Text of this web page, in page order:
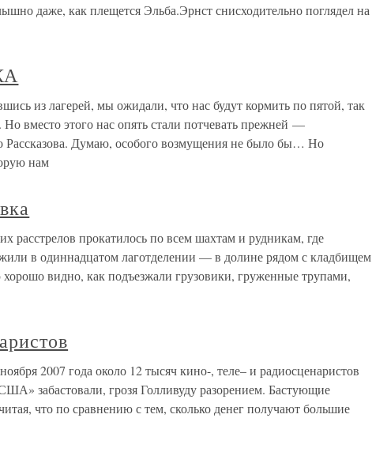
даже, как плещется Эльба.Эрнст снисходительно поглядел на
из лагерей, мы ожидали, что нас будут кормить по пятой, так
вместо этого нас опять стали потчевать прежней —
Рассказова. Думаю, особого возмущения не было бы… Но
нам
расстрелов прокатилось по всем шахтам и рудникам, где
в одиннадцатом лаготделении — в долине рядом с кладбищем
видно, как подъезжали грузовики, груженные трупами,
2007 года около 12 тысяч кино-, теле– и радиосценаристов
забастовали, грозя Голливуду разорением. Бастующие
что по сравнению с тем, сколько денег получают большие